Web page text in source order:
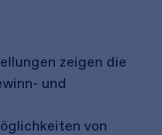
zeigen die
und
von